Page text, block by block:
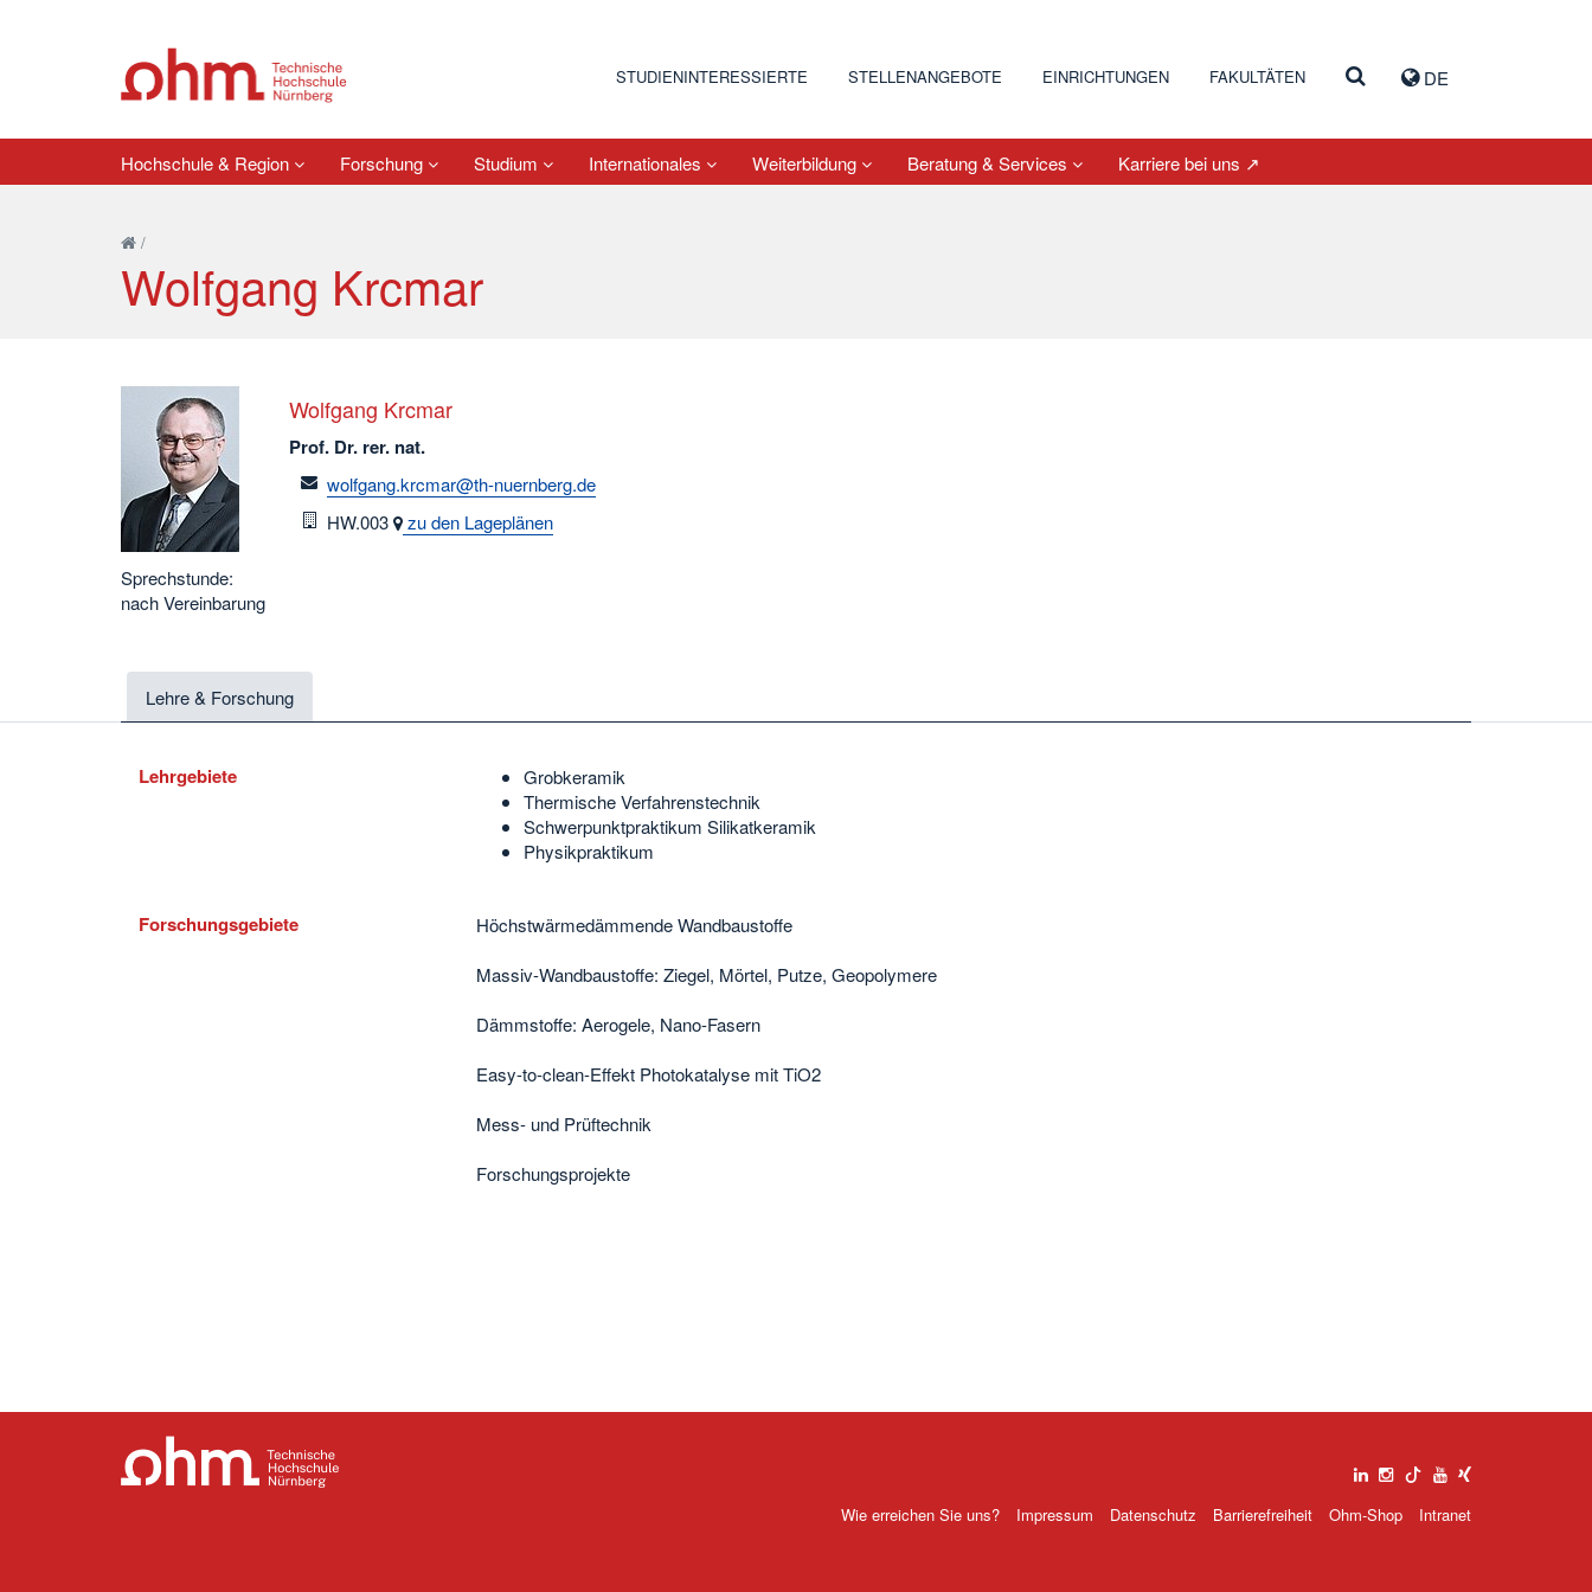
DE
STUDIENINTERESSIERTE STELLENANGEBOTE EINRICHTUNGEN FAKULTÄTEN
Hochschule & Region Forschung Studium Internationales Weiterbildung Beratung & Services Karriere bei uns ↗
/
Wolfgang Krcmar
Sprechstunde:
nach Vereinbarung
Wolfgang Krcmar
Prof. Dr. rer. nat.
email
wolfgang.krcmar@th-nuernberg.de
Raum
HW.003 zu den Lageplänen
Lehre & Forschung
Lehrgebiete
Grobkeramik
Thermische Verfahrenstechnik
Schwerpunktpraktikum Silikatkeramik
Physikpraktikum
Forschungsgebiete
Höchstwärmedämmende Wandbaustoffe
Massiv-Wandbaustoffe: Ziegel, Mörtel, Putze, Geopolymere
Dämmstoffe: Aerogele, Nano-Fasern
Easy-to-clean-Effekt Photokatalyse mit TiO2
Mess- und Prüftechnik
Forschungsprojekte
Wie erreichen Sie uns? Impressum Datenschutz Barrierefreiheit Ohm-Shop Intranet